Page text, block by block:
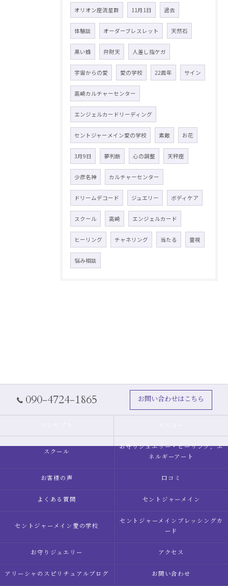
オリオン座流星群 11月1日 過去
体験談 オーダーブレスレット 天然石
黒い蜂 弁財天 人差し指ケガ
宇宙からの愛 愛の学校 22周年 サイン
高崎カルチャーセンター
エンジェルカードリーディング
セントジャーメイン愛の学校 素敵 お花
3月9日 夢判断 心の調整 天秤座
少彦名神 カルチャーセンター
ドリームデコード ジュエリー ボディケア
スクール 高崎 エンジェルカード
ヒーリング チャネリング 当たる 霊視
悩み相談
090-4724-1865 お問い合わせはこちら
スクール
お守りジュエリー・ヒーリング，エ
ネルギーアート
お客様の声 口コミ
よくある質問 セントジャーメイン
セントジャーメイン愛の学校
セントジャーメインブレッシングカ
ード
お守りジュエリー アクセス
アリーシャのスピリチュアルブログ お問い合わせ